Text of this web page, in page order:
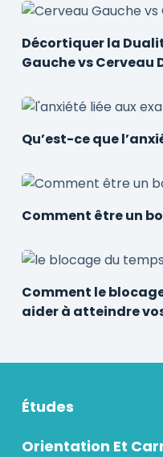
Décortiquer la
Gauche vs Cerveau
Qu’est-ce que
Comment être un
Comment le
aider à atteindre
Études
Orientation Et